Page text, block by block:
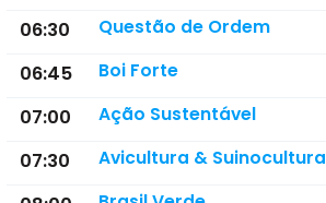
06:30 Questão de Ordem
06:45 Boi Forte
07:00 Ação Sustentável
07:30 Avicultura & Suinocultura